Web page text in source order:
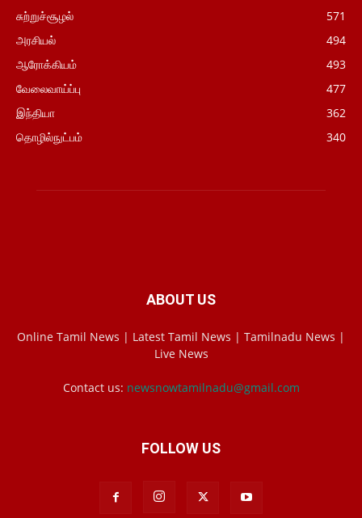
சுற்றுச்சூழல்
571
அரசியல்
494
ஆரோக்கியம்
493
வேலைவாய்ப்பு
477
இந்தியா
362
தொழில்நுட்பம்
340
ABOUT US
Online Tamil News | Latest Tamil News | Tamilnadu News |
Live News
Contact us: newsnowtamilnadu@gmail.com
FOLLOW US